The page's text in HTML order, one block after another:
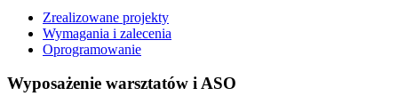
Zrealizowane projekty
Wymagania i zalecenia
Oprogramowanie
Wyposażenie warsztatów i ASO